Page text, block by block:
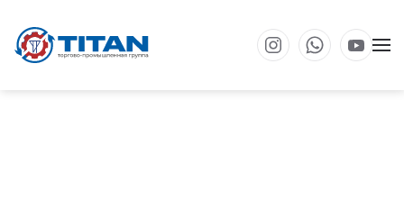
Перейти к основному содержанию